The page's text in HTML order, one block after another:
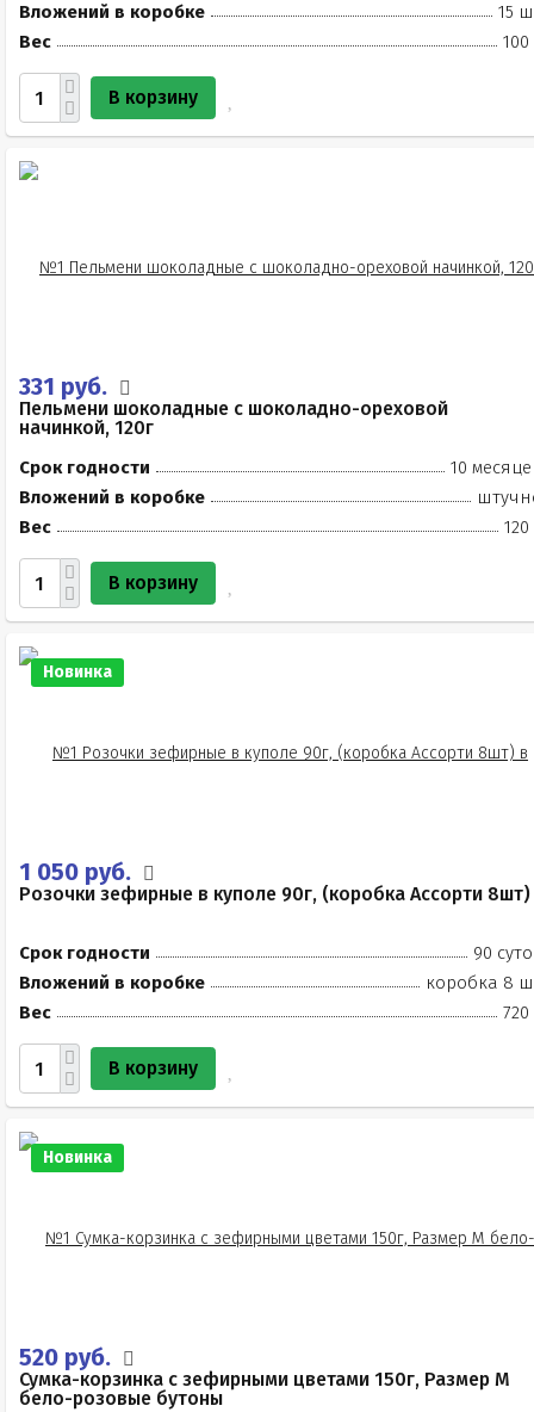
Вложений в коробке
15
Вес
100
В корзину
331 руб.
Пельмени шоколадные с шоколадно-ореховой
начинкой, 120г
Срок годности
10
Вложений в коробке
Вес
120
В корзину
Новинка
1 050 руб.
Розочки зефирные в куполе 90г, (коробка Ассорти 8шт)
Срок годности
90
Вложений в коробке
коробка 8
Вес
720
В корзину
Новинка
520 руб.
Сумка-корзинка с зефирными цветами 150г, Размер М
бело-розовые бутоны